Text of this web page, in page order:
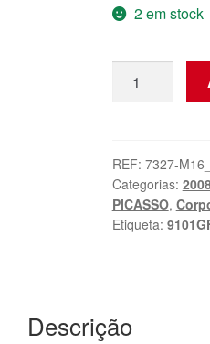
2 em stock
Porta
Citroën
Peugeot
Cinza
REF: 7327-
Categorias:
PICASSO,
Etiqueta:
Descrição